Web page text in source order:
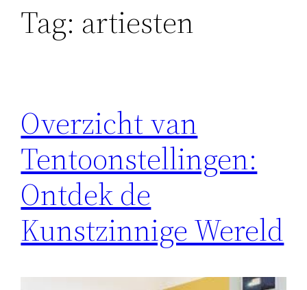
Tag: artiesten
Overzicht van
Tentoonstellingen:
Ontdek de
Kunstzinnige Wereld